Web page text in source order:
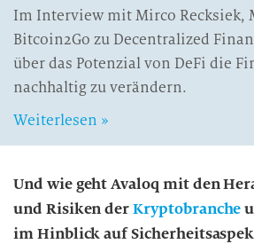
Im Interview mit Mirco Recksiek,
Bitcoin2Go zu Decentralized
über das Potenzial von DeFi die
nachhaltig zu verändern.
Weiterlesen »
Und wie geht Avaloq mit den
und Risiken derKryptobranche
im Hinblick auf